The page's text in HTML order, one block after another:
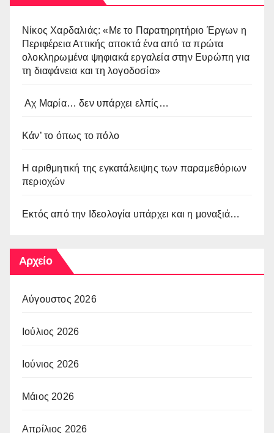
Νίκος Χαρδαλιάς: «Με το Παρατηρητήριο Έργων η
Περιφέρεια Αττικής αποκτά ένα από τα πρώτα
ολοκληρωμένα ψηφιακά εργαλεία στην Ευρώπη για
τη διαφάνεια και τη λογοδοσία»
Αχ Μαρία… δεν υπάρχει ελπίς…
Κάν’ το όπως το πόλο
Η αριθμητική της εγκατάλειψης των παραμεθόριων
περιοχών
Εκτός από την Ιδεολογία υπάρχει και η μοναξιά…
Αρχείο
Αύγουστος 2026
Ιούλιος 2026
Ιούνιος 2026
Μάιος 2026
Απρίλιος 2026